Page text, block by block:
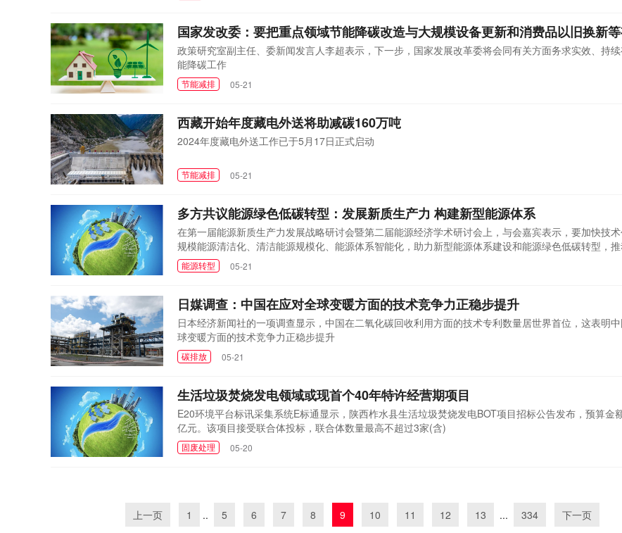
国家发改委：要把重点领域节能降碳改造与大规模设备更新和消费品以旧换新
政策研究室副主任、委新闻发言人李超表示，下一步，国家发展改革委将会同有关方面务求实效、持
能降碳工作
节能减排 05-21
西藏开始年度藏电外送将助减碳160万吨
2024年度藏电外送工作已于5月17日正式启动
节能减排 05-21
多方共议能源绿色低碳转型：发展新质生产力 构建新型能源体系
在第一届能源新质生产力发展战略研讨会暨第二届能源经济学术研讨会上，与会嘉宾表示，要加快技
规模能源清洁化、清洁能源规模化、能源体系智能化，助力新型能源体系建设和能源绿色低碳转型，推
标实现与经济高质量发展
能源转型 05-21
日媒调查：中国在应对全球变暖方面的技术竞争力正稳步提升
日本经济新闻社的一项调查显示，中国在二氧化碳回收利用方面的技术专利数量居世界首位，这表明
球变暖方面的技术竞争力正稳步提升
碳排放 05-21
生活垃圾焚烧发电领域或现首个40年特许经营期项目
E20环境平台标讯采集系统E标通显示，陕西柞水县生活垃圾焚烧发电BOT项目招标公告发布，预算金
亿元。该项目接受联合体投标，联合体数量最高不超过3家(含)
固废处理 05-20
上一页 1 .. 5 6 7 8 9 10 11 12 13 ... 334 下一页